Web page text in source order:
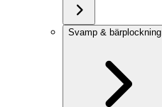
Svamp & bärplockning